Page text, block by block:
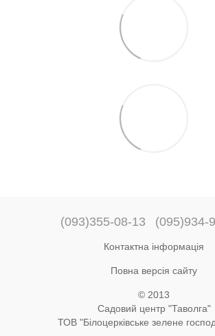
(093)355-08-13 (095)934-
Контактна інформація
Повна версія сайту
© 2013
Садовий центр "Таволга"
ТОВ "Білоцерківське зелене